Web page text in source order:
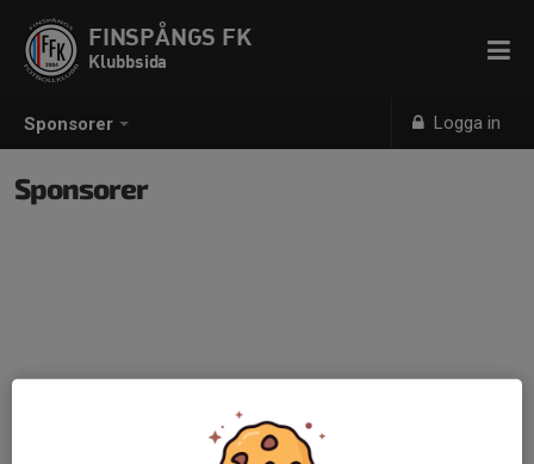
Sponsorer Logga in
FINSPÅNGS FK
Klubbsida
Sponsorer